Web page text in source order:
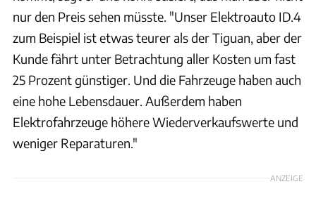
nur den Preis sehen müsste. "Unser Elektroauto ID.4
zum Beispiel ist etwas teurer als der Tiguan, aber der
Kunde fährt unter Betrachtung aller Kosten um fast
25 Prozent günstiger. Und die Fahrzeuge haben auch
eine hohe Lebensdauer. Außerdem haben
Elektrofahrzeuge höhere Wiederverkaufswerte und
weniger Reparaturen."
ANZEIGE